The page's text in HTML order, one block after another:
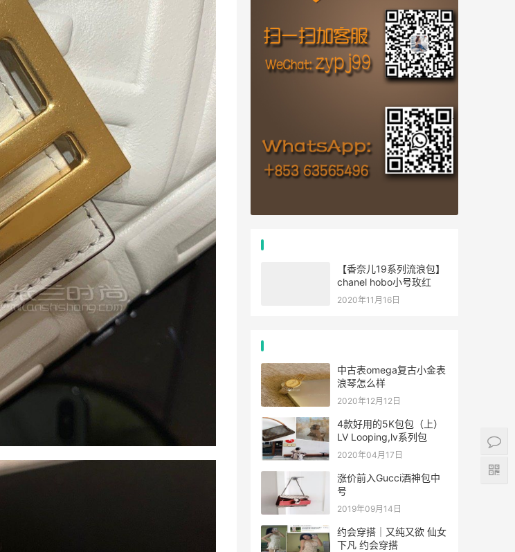
【香奈儿19系列流浪包】
chanel hobo小号玫红
2020年11月16日
中古表omega复古小金表
浪琴怎么样
2020年12月12日
4款好用的5K包包（上）
LV Looping,lv系列包
2020年04月17日
涨价前入Gucci酒神包中
号
2019年09月14日
约会穿搭｜又纯又欲 仙女
下凡 约会穿搭